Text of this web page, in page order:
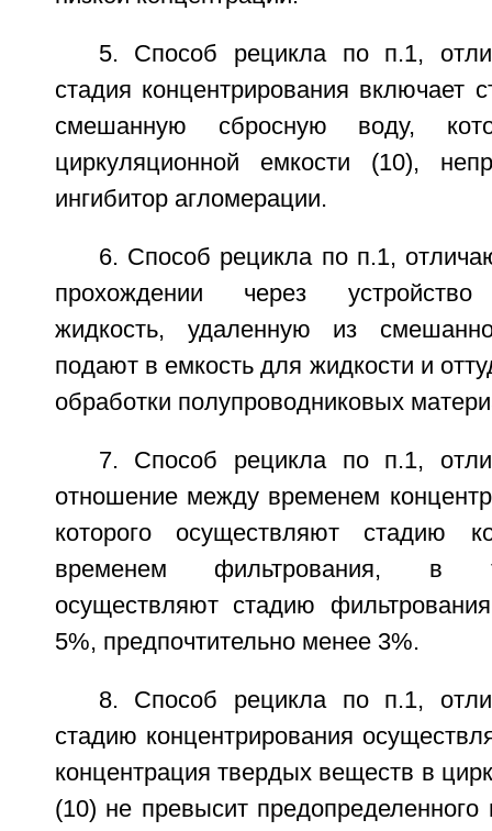
5. Способ рецикла по п.1,
стадия концентрирования включает
смешанную сбросную воду,
циркуляционной емкости (10),
ингибитор агломерации.
6. Способ рецикла по п.1,
прохождении через устройство
жидкость, удаленную из
подают в емкость для жидкости и
обработки полупроводниковых
7. Способ рецикла по п.1,
отношение между временем
которого осуществляют стадию
временем фильтрования, в
осуществляют стадию
5%, предпочтительно менее 3%.
8. Способ рецикла по п.1,
стадию концентрирования
концентрация твердых веществ в
(10) не превысит предопределенного